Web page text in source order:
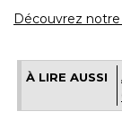
Découvrez
À LIRE AUSSI